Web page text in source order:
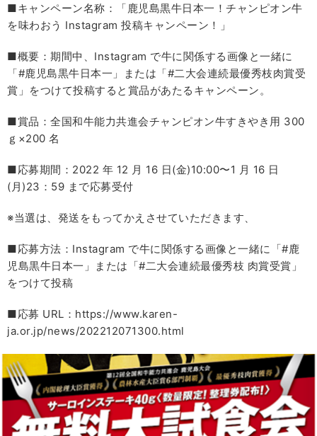
■キャンペーン名称：「鹿児島黒牛日本一！チャンピオン牛
を味わおう Instagram 投稿キャンペーン！」
■概要：期間中、Instagram で牛に関係する画像と一緒に
「#鹿児島黒牛日本一」または「#二大会連続最優秀枝肉賞受
賞」をつけて投稿すると賞品があたるキャンペーン。
■賞品：全国和牛能力共進会チャンピオン牛すきやき用 300
ｇ×200 名
■応募期間：2022 年 12 月 16 日(金)10:00〜1 月 16 日
(月)23：59 まで応募受付
※当選は、発送をもってかえさせていただきます、
■応募方法：Instagram で牛に関係する画像と一緒に「#鹿
児島黒牛日本一」または「#二大会連続最優秀枝 肉賞受賞」
をつけて投稿
■応募 URL：https://www.karen-
ja.or.jp/news/202212071300.html